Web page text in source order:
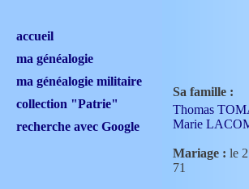
accueil
ma généalogie
ma généalogie militaire
collection "Patrie"
recherche avec Google
Sa famille :
Thomas
Marie
Mariage : le
71